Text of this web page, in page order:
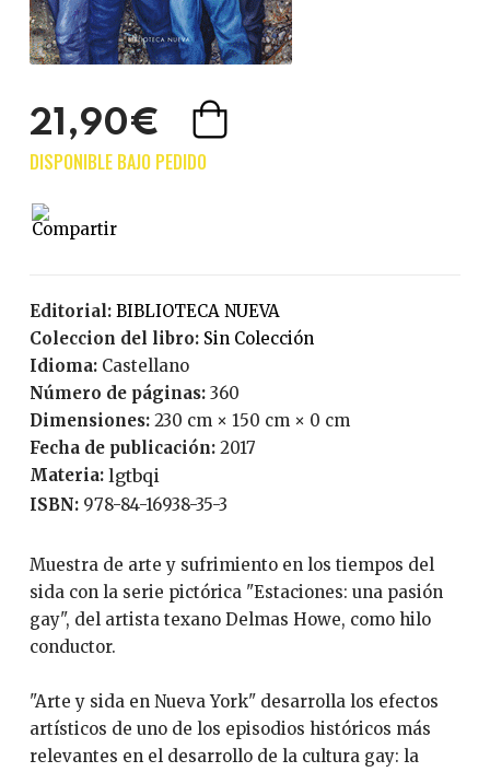
21,90€
Editorial:
BIBLIOTECA NUEVA
Coleccion del libro:
Sin Colección
Idioma:
Castellano
Número de páginas:
360
Dimensiones: 230 cm × 150 cm × 0 cm
Fecha de publicación:
2017
Materia: lgtbqi
ISBN: 978-84-16938-35-3
Muestra de arte y sufrimiento en los tiempos del
sida con la serie pictórica "Estaciones: una pasión
gay", del artista texano Delmas Howe, como hilo
conductor.
"Arte y sida en Nueva York" desarrolla los efectos
artísticos de uno de los episodios históricos más
relevantes en el desarrollo de la cultura gay: la